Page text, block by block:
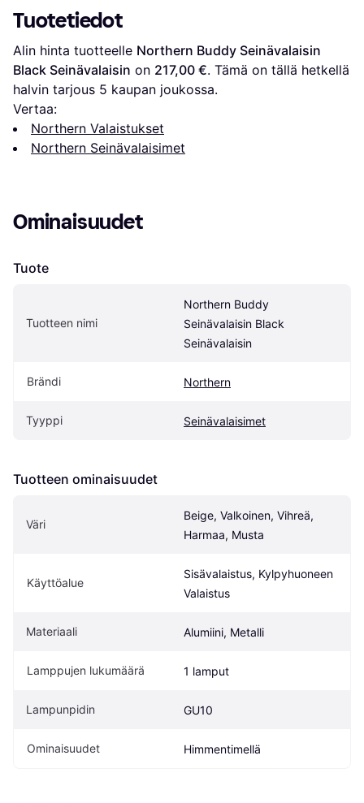
Tuotetiedot
Alin hinta tuotteelle Northern Buddy Seinävalaisin
Black Seinävalaisin on 217,00 €. Tämä on tällä hetkellä
halvin tarjous 5 kaupan joukossa.
Vertaa:
Northern Valaistukset
Northern Seinävalaisimet
Ominaisuudet
Tuote
Tuotteen nimi
Northern Buddy
Seinävalaisin Black
Seinävalaisin
Brändi Northern
Tyyppi Seinävalaisimet
Tuotteen ominaisuudet
Väri
Beige, Valkoinen, Vihreä,
Harmaa, Musta
Käyttöalue
Sisävalaistus, Kylpyhuoneen
Valaistus
Materiaali Alumiini, Metalli
Lamppujen lukumäärä 1 lamput
Lampunpidin GU10
Ominaisuudet Himmentimellä